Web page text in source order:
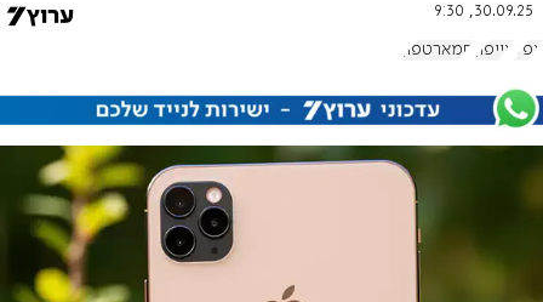
30.09.25, 9:30
אפל אייפון סמארטפון